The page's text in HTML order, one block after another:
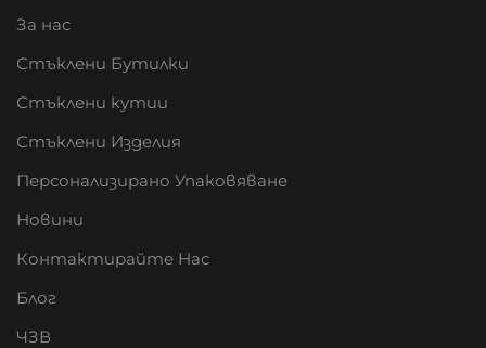
За нас
Стъклени Бутилки
Стъклени кутии
Стъклени Изделия
Персонализирано Упаковяване
Новини
Контактирайте Нас
Блог
ЧЗВ